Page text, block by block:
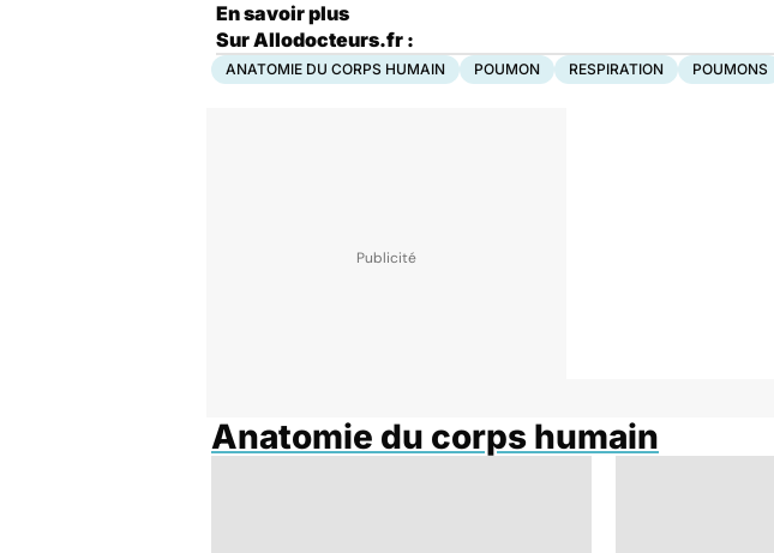
En savoir plus
Sur Allodocteurs.fr :
ANATOMIE DU CORPS HUMAIN POUMON RESPIRATION POUMONS
Anatomie du corps humain